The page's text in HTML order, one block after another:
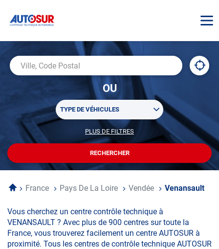
Code
Postal
À
,
OU
Sélectionner
un
plusieurs
recherche
TYPE DE VÉHICULES
PLUS DE FILTRES
POUR
PERSONNALISER
VOTRE
RECHERCHE
RECHERCHER
UN
CENTRE
AUTOSUR
AccueilFrance Pays De La Loire Vendée Venansault
Vous cherchez un centre contrôle technique à
VENANSAULT ? Avec plus de 900 centres sur toute la
France, vous trouverez facilement un centre AUTOSUR à
proximité. Tous les centres de contrôle technique AUTOSUR